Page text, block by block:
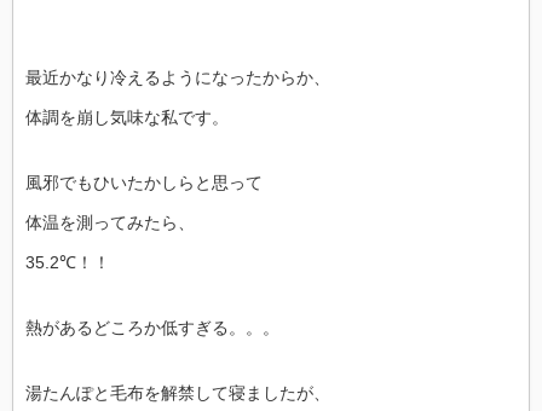
最近かなり冷えるようになったからか、
体調を崩し気味な私です。
風邪でもひいたかしらと思って
体温を測ってみたら、
35.2℃！！
熱があるどころか低すぎる。。。
湯たんぽと毛布を解禁して寝ましたが、